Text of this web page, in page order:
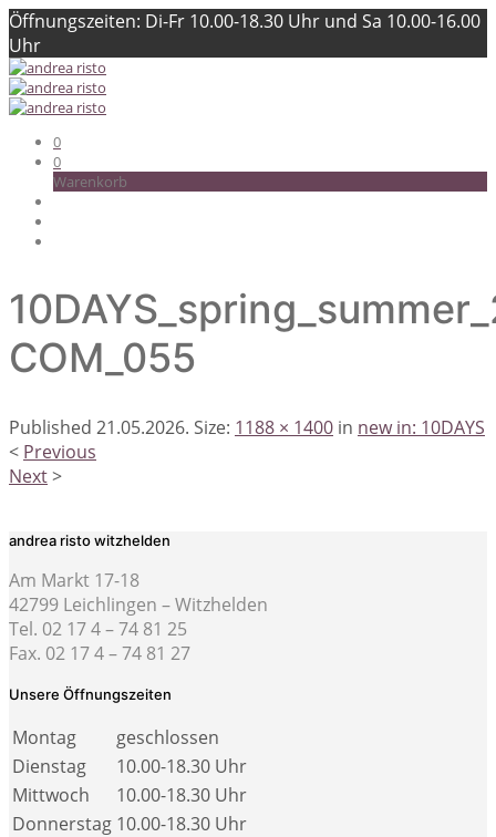
Öffnungszeiten: Di-Fr 10.00-18.30 Uhr und Sa 10.00-16.00
Uhr
0
0
Warenkorb
COM_055
Published 21.05.2026. Size: 1188 × 1400 in new in: 10DAYS
< Previous
Next>
andrea risto witzhelden
Am Markt 17-18
42799 Leichlingen – Witzhelden
Tel. 02 17 4 – 74 81 25
Fax. 02 17 4 – 74 81 27
Unsere Öffnungszeiten
Montag
geschlossen
Dienstag
10.00-18.30 Uhr
Mittwoch
10.00-18.30 Uhr
Donnerstag 10.00-18.30 Uhr